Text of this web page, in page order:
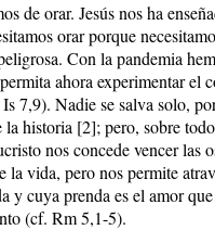
de orar. Jesús nos ha
orar porque
Con la pandemia
ahora experimentar el
7,9). Nadie se salva solo,
la historia [2]; pero, sobre
nos concede vencer las
la vida, pero nos permite
y cuya prenda es el amor
(cf. Rm 5,1-5).